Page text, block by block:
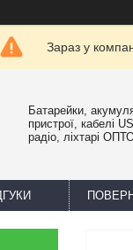
Зараз у
Батарейки,
пристрої, кабелі
радіо, ліхтарі